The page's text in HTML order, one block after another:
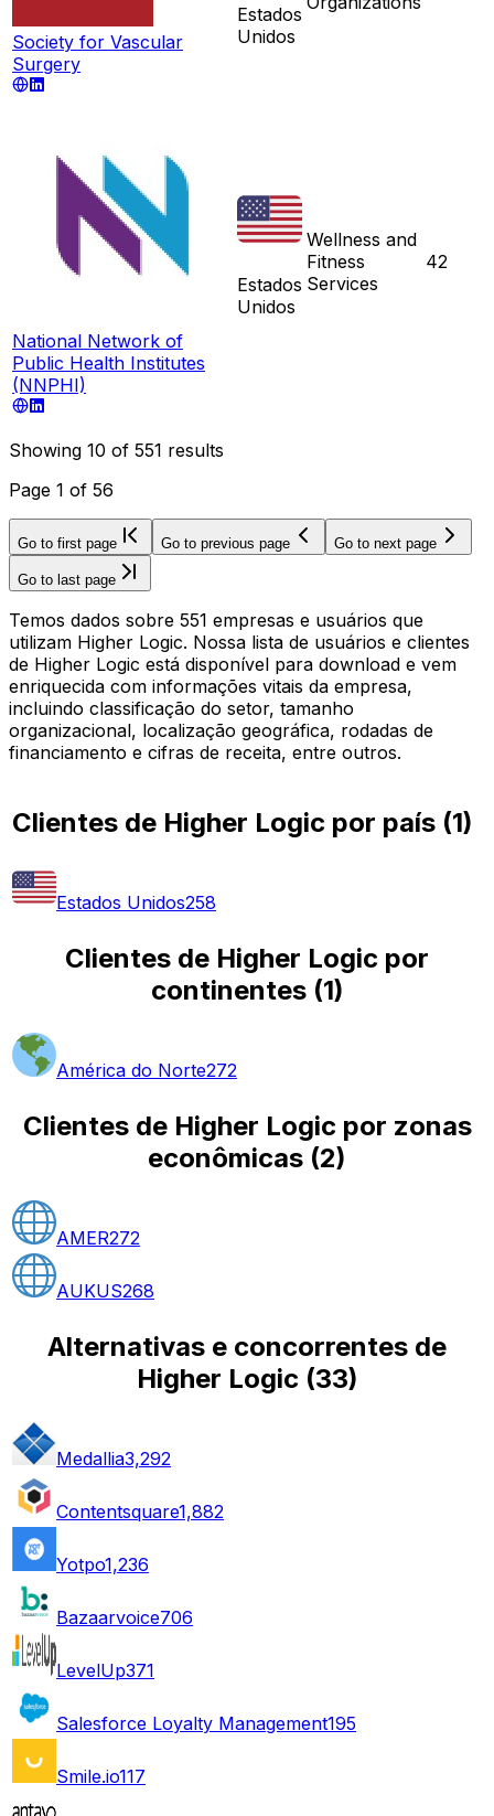
Society for Vascular
Surgery
Estados
Unidos
National Network of
Public Health Institutes
(NNPHI)
Estados
Unidos
Wellness and
Fitness
Services
42
Showing 10 of 551 results
Page 1 of 56
Go to first page Go to previous page Go to next page
Go to last page
Temos dados sobre 551 empresas e usuários que
utilizam Higher Logic. Nossa lista de usuários e clientes
de Higher Logic está disponível para download e vem
enriquecida com informações vitais da empresa,
incluindo classificação do setor, tamanho
organizacional, localização geográfica, rodadas de
financiamento e cifras de receita, entre outros.
Clientes de Higher Logic por país (1)
Estados Unidos258
Clientes de Higher Logic por
continentes(1)
América do Norte272
Clientes de Higher Logic por zonas
econômicas (2)
AMER272
AUKUS268
Alternativas e concorrentes de
Higher Logic (33)
Medallia3,292
Contentsquare1,882
Yotpo1,236
Bazaarvoice706
LevelUp371
Salesforce Loyalty Management195
Smile.io117